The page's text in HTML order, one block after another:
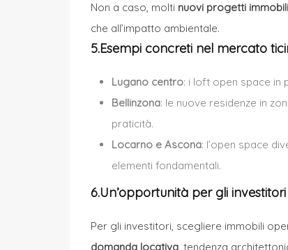
Non a caso, molti nuovi progetti
che all’impatto ambientale.
5.Esempi concreti nel mercato
Lugano centro: i loft open space in
Bellinzona: le nuove residenze in
praticità.
Locarno e Ascona: l’open space
elementi fondamentali.
6.Un’opportunità per gli
Per gli investitori, scegliere immobili
domanda locativa, tendenza